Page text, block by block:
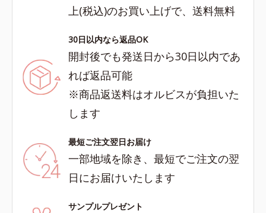
上(税込)のお買い上げで、送料無料
30日以内なら返品OK
開封後でも発送日から30日以内であ
れば返品可能
※商品返送料はオルビスが負担いた
します
最短ご注文翌日お届け
一部地域を除き、最短でご注文の翌
日にお届けいたします
サンプルプレゼント